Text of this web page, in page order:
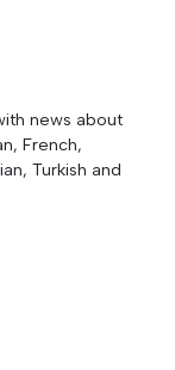
news about
French,
Turkish and